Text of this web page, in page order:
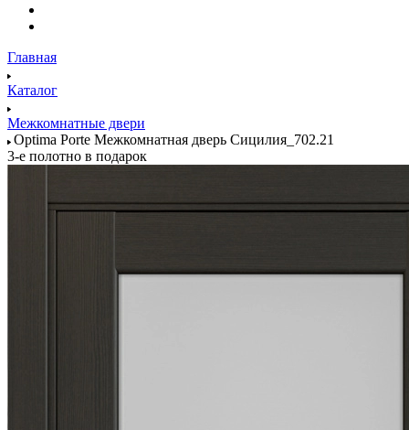
Главная
Каталог
Межкомнатные двери
Optima Porte Межкомнатная дверь Сицилия_702.21
3-е полотно в подарок